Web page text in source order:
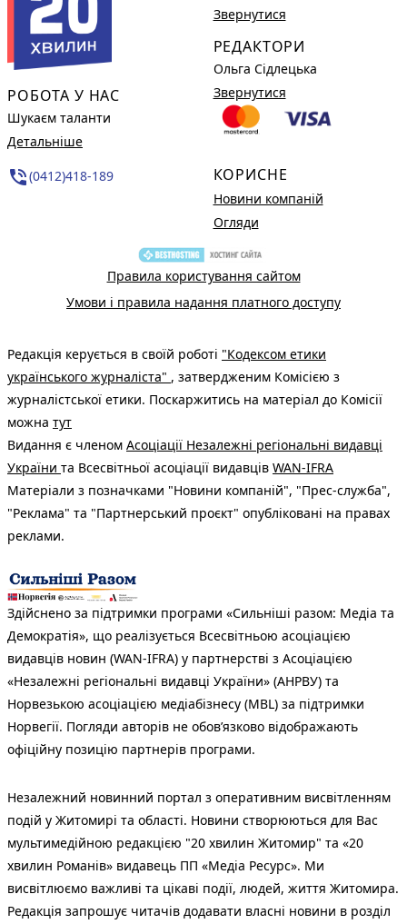
РОБОТА У НАС
Шукаєм таланти
Детальніше
phone_in_talk(0412)418-189
Звернутися
РЕДАКТОРИ
Ольга Сідлецька
Звернутися
КОРИСНЕ
Новини компаній
Огляди
Правила користування сайтом
Умови і правила надання платного доступу
Редакція керується в своїй роботі "Кодексом етики
українського журналіста" , затвердженим Комісією з
журналістської етики. Поскаржитись на матеріал до Комісії
можна тут
Видання є членом Асоціації Незалежні регіональні видавці
України та Всесвітньої асоціації видавців WAN-IFRA
Матеріали з позначками "Новини компаній", "Прес-служба",
"Реклама" та "Партнерський проєкт" опубліковані на правах
реклами.
Здійснено за підтримки програми «Сильніші разом: Медіа та
Демократія», що реалізується Всесвітньою асоціацією
видавців новин (WAN-IFRA) у партнерстві з Асоціацією
«Незалежні регіональні видавці України» (АНРВУ) та
Норвезькою асоціацією медіабізнесу (MBL) за підтримки
Норвегії. Погляди авторів не обов’язково відображають
офіційну позицію партнерів програми.
Незалежний новинний портал з оперативним висвітленням
подій у Житомирі та області. Новини створюються для Вас
мультимедійною редакцією "20 хвилин Житомир" та «20
хвилин Романів» видавець ПП «Медіа Ресурс». Ми
висвітлюємо важливі та цікаві події, людей, життя Житомира.
Редакція запрошує читачів додавати власні новини в розділ